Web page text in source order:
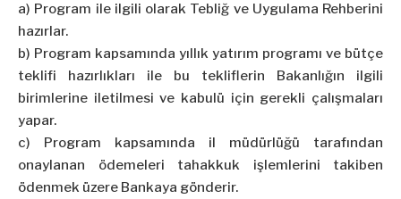
a) Program ile ilgili olarak Tebliğ ve Uygulama Rehberini
hazırlar.
b) Program kapsamında yıllık yatırım programı ve bütçe
teklifi hazırlıkları ile bu tekliflerin Bakanlığın ilgili
birimlerine iletilmesi ve kabulü için gerekli çalışmaları
yapar.
c) Program kapsamında il müdürlüğü tarafından
onaylanan ödemeleri tahakkuk işlemlerini takiben
ödenmek üzere Bankaya gönderir.